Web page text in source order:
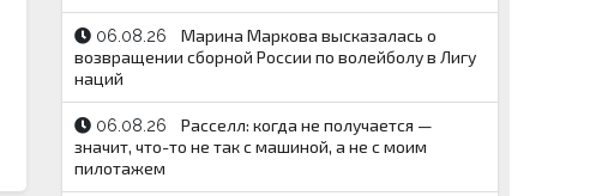
06.08.26
Марина Маркова высказалась о
возвращении сборной России по волейболу в Лигу
наций
06.08.26
Расселл: когда не получается —
значит, что-то не так с машиной, а не с моим
пилотажем